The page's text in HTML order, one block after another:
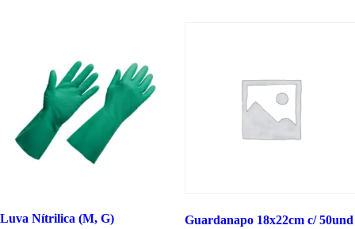
Luva Nítrilica (M, G) Guardanapo 18x22cm c/ 50und